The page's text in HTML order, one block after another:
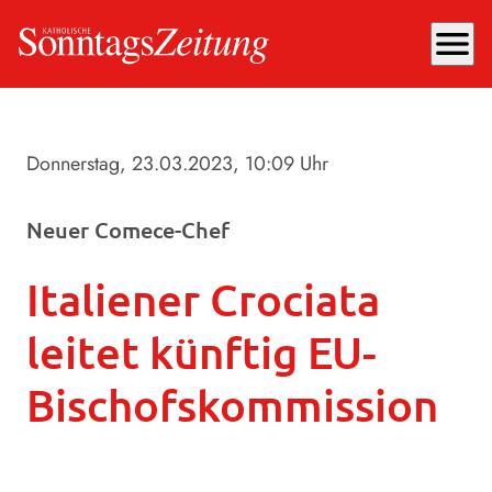
menu
Donnerstag, 23.03.2023, 10:09 Uhr
Neuer Comece-Chef
Italiener Crociata
leitet künftig EU-
Bischofskommission